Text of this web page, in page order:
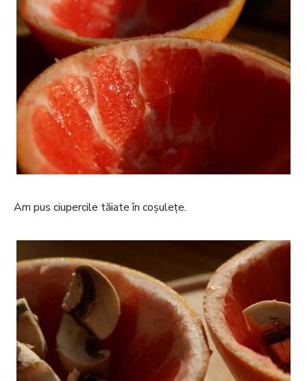
Am pus ciupercile tăiate în coșulețe.